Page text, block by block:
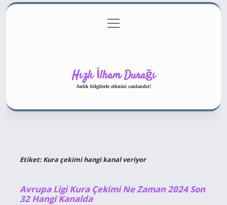
Gizlilik Politikası
menüyü
aç
Hızlı İlham Durağı
Anlık bilgilerle zihnini canlandır!
Etiket:Kura çekimi hangi kanal veriyor
Avrupa Ligi Kura Çekimi Ne Zaman 2024 Son
32 Hangi Kanalda